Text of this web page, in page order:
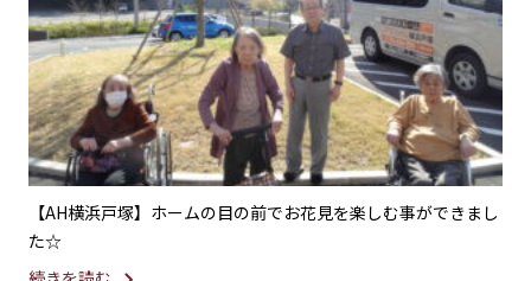
【AH横浜戸塚】ホームの目の前でお花見を楽しむ事ができまし
た☆